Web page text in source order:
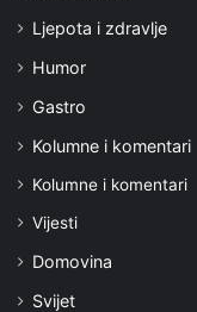
Ljepota i zdravlje
Humor
Gastro
Kolumne i komentari
Kolumne i komentari
Vijesti
Domovina
Svijet